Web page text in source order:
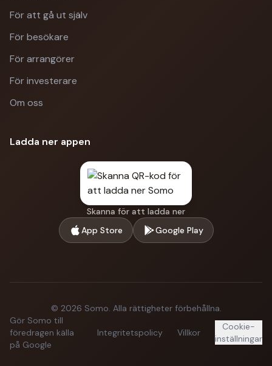
För att gå ut själv
För besökare
För arrangörer
För investerare
Om oss
Ladda ner appen
Skanna för att ladda ner
App Store
Google Play
© 2026 Somo. Alla rättigheter förbehållna.
Gör Somo till
föredragen källa
på Google
Integritetspolicy Villkor
Cookie-
inställningar